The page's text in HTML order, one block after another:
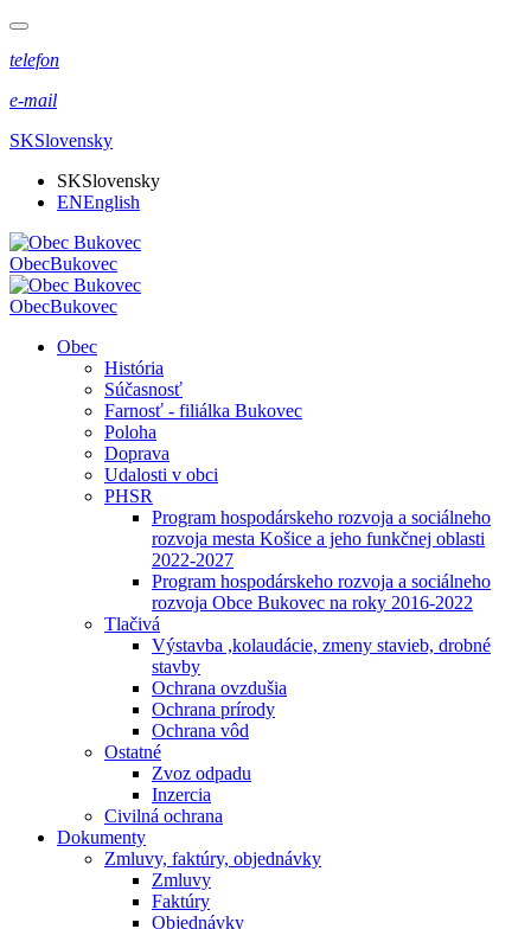
telefon
e-mail
SKSlovensky
SKSlovensky
ENEnglish
ObecBukovec
ObecBukovec
Obec
História
Súčasnosť
Farnosť - filiálka Bukovec
Poloha
Doprava
Udalosti v obci
PHSR
Program hospodárskeho rozvoja a sociálneho
rozvoja mesta Košice a jeho funkčnej oblasti
2022-2027
Program hospodárskeho rozvoja a sociálneho
rozvoja Obce Bukovec na roky 2016-2022
Tlačivá
Výstavba ,kolaudácie, zmeny stavieb, drobné
stavby
Ochrana ovzdušia
Ochrana prírody
Ochrana vôd
Ostatné
Zvoz odpadu
Inzercia
Civilná ochrana
Dokumenty
Zmluvy, faktúry, objednávky
Zmluvy
Faktúry
Objednávky